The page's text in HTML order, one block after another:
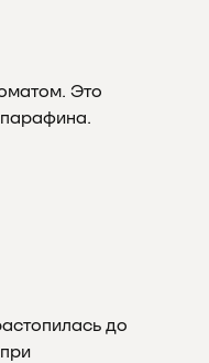
Это
парафина.
до